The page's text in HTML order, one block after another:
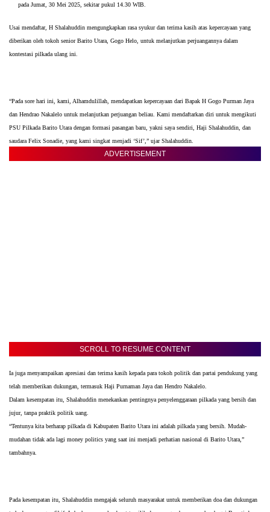
pada Jumat, 30 Mei 2025, sekitar pukul 14.30 WIB.
Usai mendaftar, H Shalahuddin mengungkapkan rasa syukur dan terima kasih atas kepercayaan yang
diberikan oleh tokoh senior Barito Utara, Gogo Helo, untuk melanjutkan perjuangannya dalam
kontestasi pilkada ulang ini.
“Pada sore hari ini, kami, Alhamdulillah, mendapatkan kepercayaan dari Bapak H Gogo Purman Jaya
dan Hendrao Nakalelo untuk melanjutkan perjuangan beliau. Kami mendaftarkan diri untuk mengikuti
PSU Pilkada Barito Utara dengan formasi pasangan baru, yakni saya sendiri, Haji Shalahuddin, dan
saudara Felix Sonadie, yang kami singkat menjadi ‘Sif’,” ujar Shalahuddin.
ADVERTISEMENT
SCROLL TO RESUME CONTENT
Ia juga menyampaikan apresiasi dan terima kasih kepada para tokoh politik dan partai pendukung yang
telah memberikan dukungan, termasuk Haji Purnaman Jaya dan Hendro Nakalelo.
Dalam kesempatan itu, Shalahuddin menekankan pentingnya penyelenggaraan pilkada yang bersih dan
jujur, tanpa praktik politik uang.
“Tentunya kita berharap pilkada di Kabupaten Barito Utara ini adalah pilkada yang bersih. Mudah-
mudahan tidak ada lagi money politics yang saat ini menjadi perhatian nasional di Barito Utara,”
tambahnya.
Pada kesempatan itu, Shalahuddin mengajak seluruh masyarakat untuk memberikan doa dan dukungan